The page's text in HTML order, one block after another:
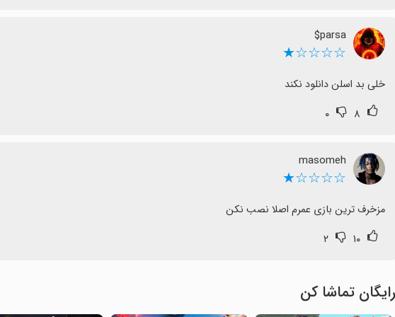
parsa$
☆☆☆☆★
خلی بد اسلن دانلود نکند
۸ ۰
masomeh
☆☆☆☆★
مزخرف ترین بازی عمرم اصلا نصب نکن
۱۰ ۲
رایگان تماشا کن